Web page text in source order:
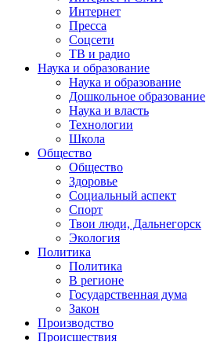
Интернет
Пресса
Соцсети
ТВ и радио
Наука и образование
Наука и образование
Дошкольное образование
Наука и власть
Технологии
Школа
Общество
Общество
Здоровье
Социальный аспект
Спорт
Твои люди, Дальнегорск
Экология
Политика
Политика
В регионе
Государственная дума
Закон
Производство
Происшествия